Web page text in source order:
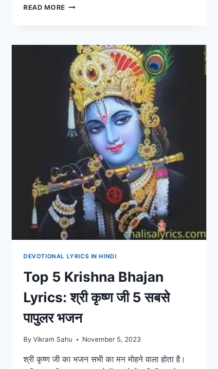
READ MORE BULA
LYRICS
बुला
लो
वृन्दावन
गिरधारी
DEVOTIONAL LYRICS IN HINDI
Top 5 Krishna Bhajan
Lyrics: श्री कृष्ण जी 5 सबसे
पापुलर भजन
By Vikram Sahu November 5, 2023
श्री कृष्ण जी का भजन सभी का मन मोहने वाला होता है।